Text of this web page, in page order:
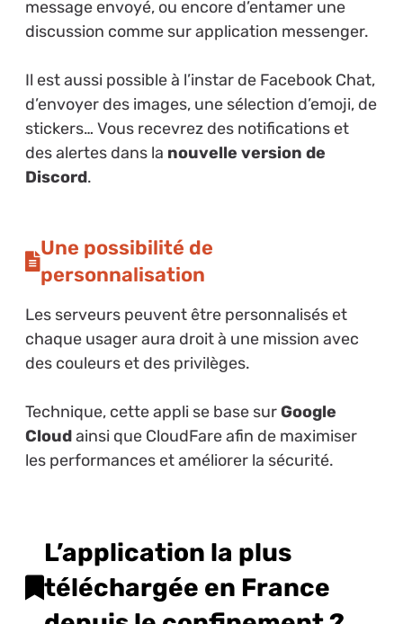
message envoyé, ou encore d’entamer une
discussion comme sur application messenger.
Il est aussi possible à l’instar de Facebook Chat,
d’envoyer des images, une sélection d’emoji, de
stickers… Vous recevrez des notifications et
des alertes dans la nouvelle version de
Discord.
Une possibilité de
personnalisation
Les serveurs peuvent être personnalisés et
chaque usager aura droit à une mission avec
des couleurs et des privilèges.
Technique, cette appli se base surGoogle
Cloudainsi que CloudFare afin de maximiser
les performances et améliorer la sécurité.
L’application la plus
téléchargée en France